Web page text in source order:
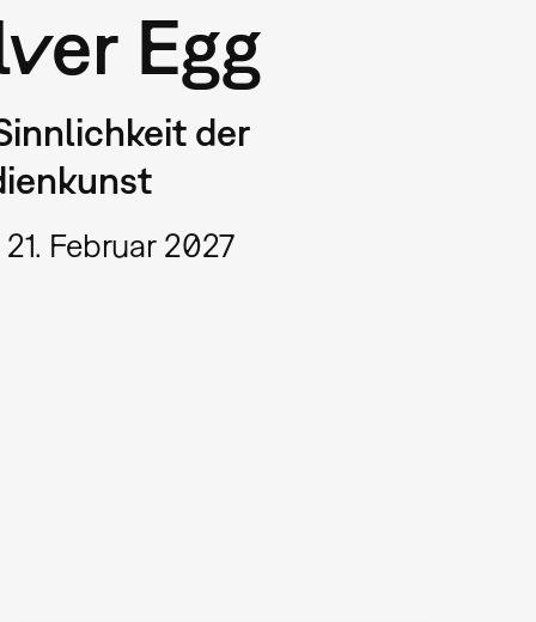
Egg
der
Februar 2027